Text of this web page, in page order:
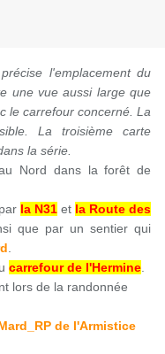
l'emplacement du
une vue aussi large que
le carrefour concerné. La
La troisième carte
la série.
Nord dans la forêt de
la N31 et la Route des
que par un sentier qui
carrefour de l'Hermine
lors de la randonnée
de l'Armistice